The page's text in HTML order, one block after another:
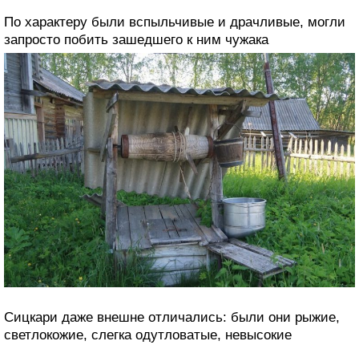
По характеру были вспыльчивые и драчливые, могли
запросто побить зашедшего к ним чужака
Сицкари даже внешне отличались: были они рыжие,
светлокожие, слегка одутловатые, невысокие